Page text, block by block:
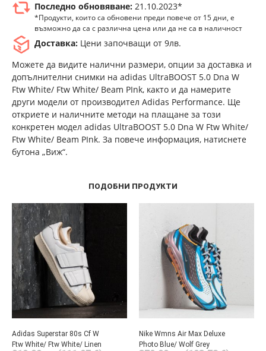
Последно обновяване: 21.10.2023*
*Продукти, които са обновени преди повече от 15 дни, е
възможно да са с различна цена или да не са в наличност
Доставка: Цени започващи от 9лв.
Можете да видите налични размери, опции за доставка и
допълнителни снимки на adidas UltraBOOST 5.0 Dna W
Ftw White/ Ftw White/ Beam PInk, както и да намерите
други модели от производител Adidas Performance. Ще
откриете и наличните методи на плащане за този
конкретен модел adidas UltraBOOST 5.0 Dna W Ftw White/
Ftw White/ Beam PInk. За повече информация, натиснете
бутона „Виж“.
ПОДОБНИ ПРОДУКТИ
Adidas Superstar 80s Cf W
Ftw White/ Ftw White/ Linen
Nike Wmns Air Max Deluxe
Photo Blue/ Wolf Grey